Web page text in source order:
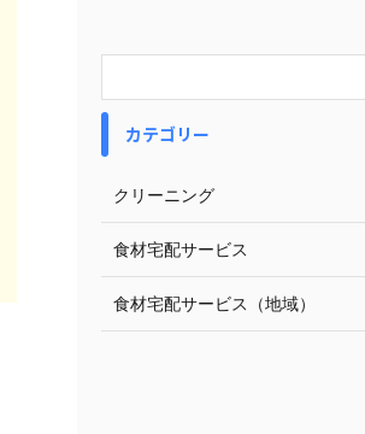
カテゴリー
クリーニング
食材宅配サービス
食材宅配サービス（地域）